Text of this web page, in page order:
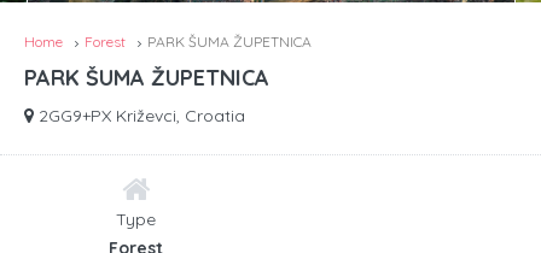
Home Forest PARK ŠUMA ŽUPETNICA
PARK ŠUMA ŽUPETNICA
2GG9+PX Križevci, Croatia
Type
Forest